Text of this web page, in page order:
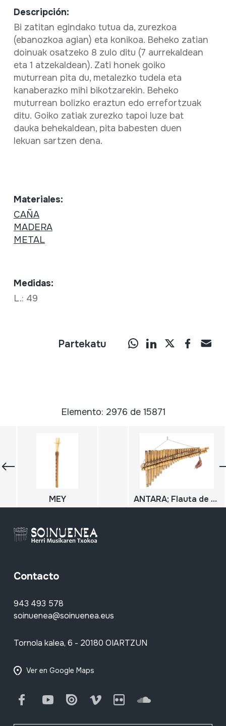
Descripción:
Bi zatitan egindako tutua da, zurezkoa
(ebanozkoa agian) eta konikoa. Beheko zatian
doinuak osatzeko 8 zulo ditu (7 aurrekaldean
eta 1 atzekaldean). Zati honek goiko
muturrean pita du, metalezko tudela eta
kanaberazko mihi bikotzarekin. Beheko
muturrean bolizko eraztun edo errefortzuak
ditu. Goiko zatiak zurezko tapoi luze bat
dauka behekaldean, pita babesten duen
lekuan sartzen dena.
Materiales:
CAÑA
MADERA
METAL
Medidas:
L.: 49
Partekatu
Elemento: 2976 de 15871
MEY ANTARA; Flauta de Pan
Contacto
943 493 578
soinuenea@soinuenea.eus
Tornola kalea, 6 - 20180 OIARTZUN
Ver en Google Maps
FacebookYoutube Issuu Vimeo Flickr SoundCloud